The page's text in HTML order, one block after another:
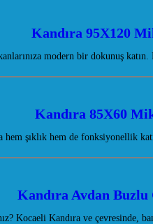
Kandıra 95X120
modern bir dokunuş
Kandıra 85X60
şıklık hem de fonksiyonellik
Kandıra Avdan Buzlu
Kocaeli Kandıra ve